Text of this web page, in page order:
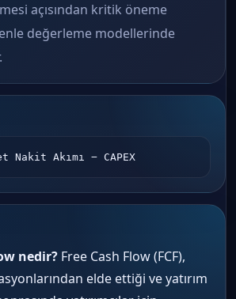
açısından kritik öneme
değerleme modellerinde
Nakit Akımı − CAPEX
nedir? Free Cash Flow (FCF),
elde ettiği ve yatırım